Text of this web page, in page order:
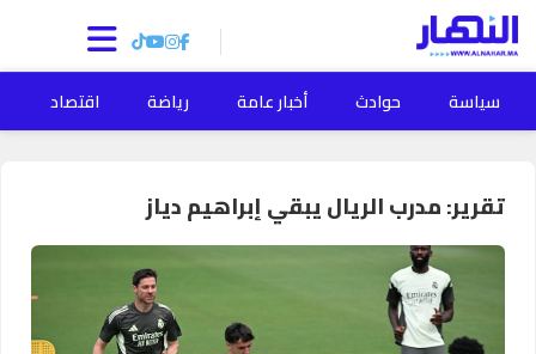
سياسة حوادث أخبار عامة رياضة اقتصاد
تقرير: مدرب الريال يبقي إبراهيم دياز